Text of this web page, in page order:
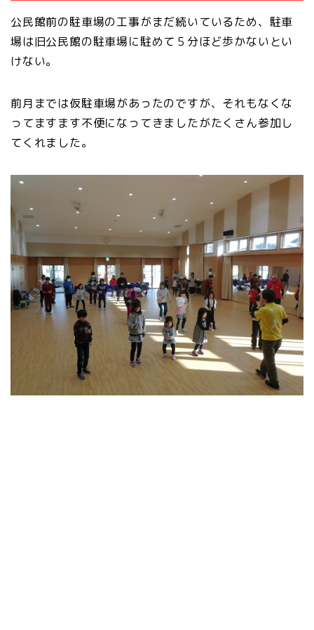
公民館前の駐車場の工事がまだ続いているため、駐車
場は旧公民館の駐車場に駐めて５分ほど歩かないとい
けない。
前月までは仮駐車場があったのですが、それもなくな
ってますます不便になってきましたがたくさん参加し
てくれました。